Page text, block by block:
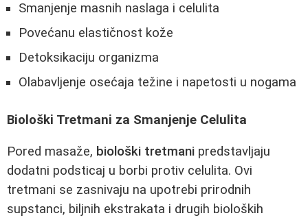
Smanjenje masnih naslaga i celulita
Povećanu elastičnost kože
Detoksikaciju organizma
Olabavljenje osećaja težine i napetosti u nogama
Biološki Tretmani za Smanjenje Celulita
Pored masaže, biološki tretmani predstavljaju
dodatni podsticaj u borbi protiv celulita. Ovi
tretmani se zasnivaju na upotrebi prirodnih
supstanci, biljnih ekstrakata i drugih bioloških